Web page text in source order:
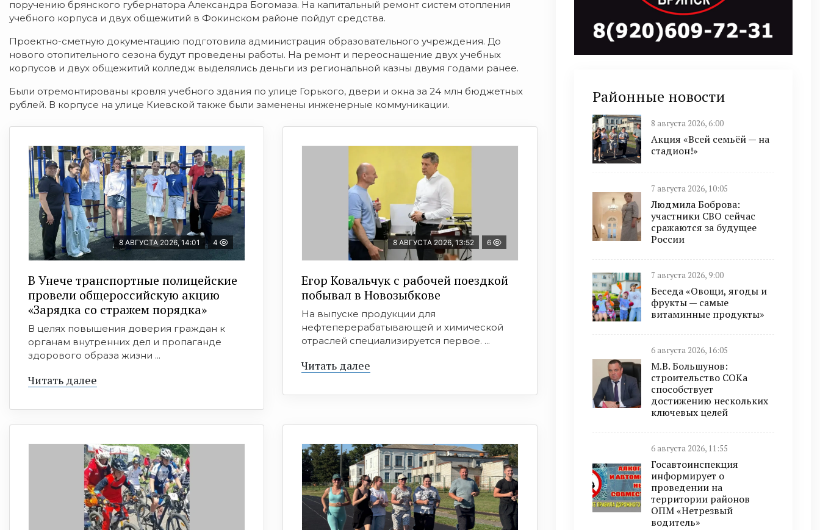
поручению брянского губернатора Александра Богомаза. На капитальный ремонт систем отопления
учебного корпуса и двух общежитий в Фокинском районе пойдут средства.
Проектно-сметную документацию подготовила администрация образовательного учреждения. До
нового отопительного сезона будут проведены работы. На ремонт и переоснащение двух учебных
корпусов и двух общежитий колледж выделялись деньги из региональной казны двумя годами ранее.
Были отремонтированы кровля учебного здания по улице Горького, двери и окна за 24 млн бюджетных
рублей. В корпусе на улице Киевской также были заменены инженерные коммуникации.
8 АВГУСТА 2026, 14:01 4
В Унече транспортные полицейские
провели общероссийскую акцию
«Зарядка со стражем порядка»
В целях повышения доверия граждан к
органам внутренних дел и пропаганде
здорового образа жизни ...
Читать далее
8 АВГУСТА 2026, 13:52 6
Егор Ковальчук с рабочей поездкой
побывал в Новозыбкове
На выпуске продукции для
нефтеперерабатывающей и химической
отраслей специализируется первое. ...
Читать далее
Районные новости
8 августа 2026, 6:00
Акция «Всей семьёй — на
стадион!»
7 августа 2026, 10:05
Людмила Боброва:
участники СВО сейчас
сражаются за будущее
России
7 августа 2026, 9:00
Беседа «Овощи, ягоды и
фрукты — самые
витаминные продукты»
6 августа 2026, 16:05
М.В. Большунов:
строительство СОКа
способствует
достижению нескольких
ключевых целей
6 августа 2026, 11:55
Госавтоинспекция
информирует о
проведении на
территории районов
ОПМ «Нетрезвый
водитель»